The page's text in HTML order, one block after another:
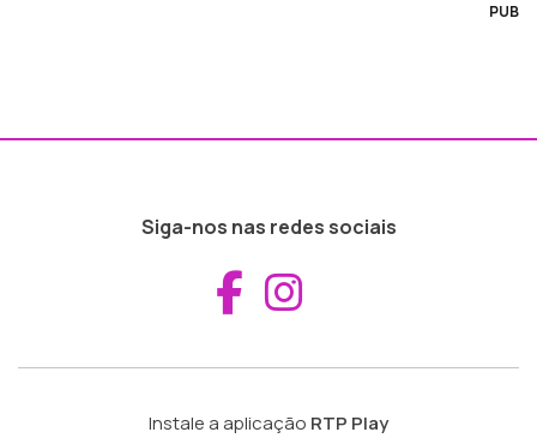
PUB
Siga-nos nas redes sociais
Aceder ao
Instale a aplicação RTP Play